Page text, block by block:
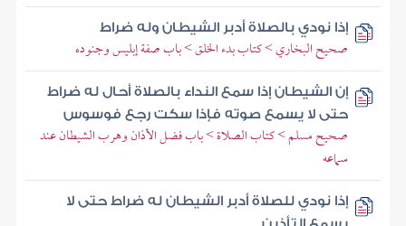
إذا نودي بالصلاة أدبر الشيطان وله ضراط
صحيح البخاري > كتاب بدء الخلق > باب صفة إبليس وجنوده
إن الشيطان إذا سمع النداء بالصلاة أحال له ضراط
حتى لا يسمع صوته فإذا سكت رجع فوسوس
صحيح مسلم > كتاب الصلاة > باب فضل الأذان وهرب الشيطان عند
سماعه
إذا نودي للصلاة أدبر الشيطان له ضراط حتى لا